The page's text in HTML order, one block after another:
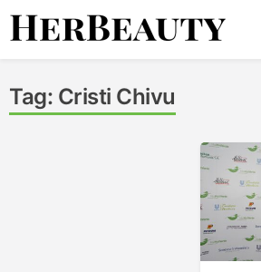
Skip
Tag: Cristi Chivu